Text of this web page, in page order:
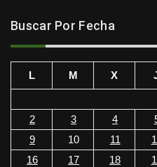
Buscar Por Fecha
L M X
2
3 4
9
10 11
16
17 18